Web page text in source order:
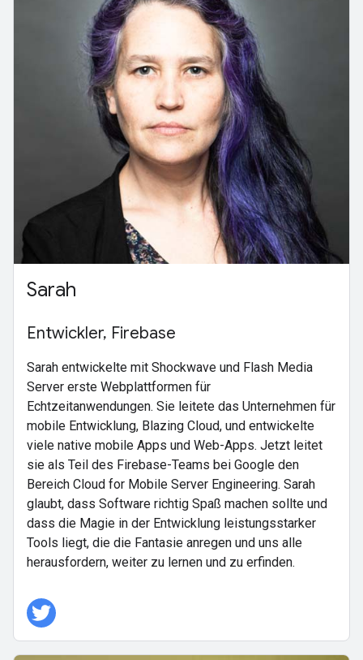
Sarah
Entwickler, Firebase
Sarah entwickelte mit Shockwave und Flash Media
Server erste Webplattformen für
Echtzeitanwendungen. Sie leitete das Unternehmen für
mobile Entwicklung, Blazing Cloud, und entwickelte
viele native mobile Apps und Web-Apps. Jetzt leitet
sie als Teil des Firebase-Teams bei Google den
Bereich Cloud for Mobile Server Engineering. Sarah
glaubt, dass Software richtig Spaß machen sollte und
dass die Magie in der Entwicklung leistungsstarker
Tools liegt, die die Fantasie anregen und uns alle
herausfordern, weiter zu lernen und zu erfinden.